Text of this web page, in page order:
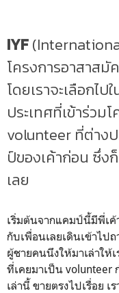
IYF
โครงการอาสาส
โดยเราจะเลือกไ
ประเทศที่เข้าร่วม
volunteer ที่ต่างป
ป์ของเค้าก่อน ซึ่ง
เลย
เริ่มต้นจากแคมป์นี้มีพี่เค้
กับเพื่อนเลยเดินเข้าไป
ผู้ชายคนนึงให้มาเล่าให้
ที่เคยมาเป็น volunteer
เล่านี้ ขายตรงไปเรื่อย